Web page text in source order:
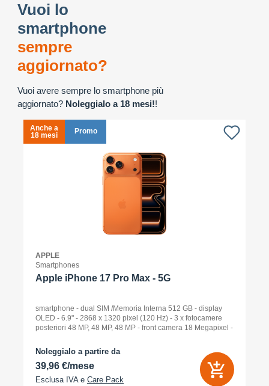
Vuoi lo
smartphone
sempre
aggiornato?
Vuoi avere sempre lo smartphone più
aggiornato? Noleggialo a 18 mesi!!
Anche a
18 mesi
Promo
APPLE
Smartphones
Apple iPhone 17 Pro Max - 5G
smartphone - dual SIM /Memoria Interna 512 GB - display
OLED - 6.9" - 2868 x 1320 pixel (120 Hz) - 3 x fotocamere
posteriori 48 MP, 48 MP, 48 MP - front camera 18 Megapixel -
Noleggialo a partire da
39,96 €/mese
Esclusa IVA e Care Pack